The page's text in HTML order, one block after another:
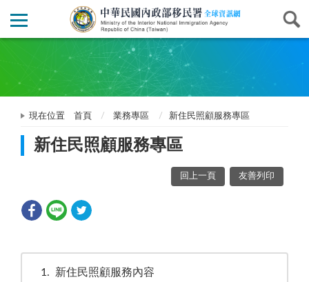
現在位置 首頁 業務專區 新住民照顧服務專區
新住民照顧服務專區
回上一頁 友善列印
1 新住民照顧服務內容